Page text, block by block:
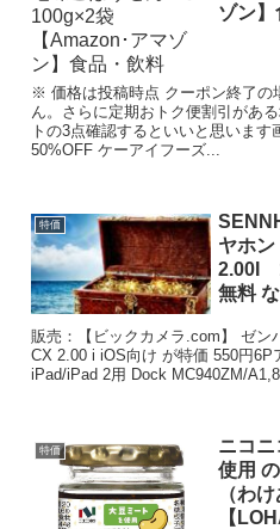
ゾン
※ 価格は投稿時点 クーポン終了の
ん。さらに定期おトク便割引があ
トの3点確認するといいと思いま
50%OFF ケーアイフーズ...
特価
ヤホ
2.00I
無料
販売：【ビックカメラ.com】 ゼン
CX 2.00 i iOS向け が特価 550円
iPad/iPad 2用 Dock MC940ZM/
特価
ニコ
使用
（わ
【